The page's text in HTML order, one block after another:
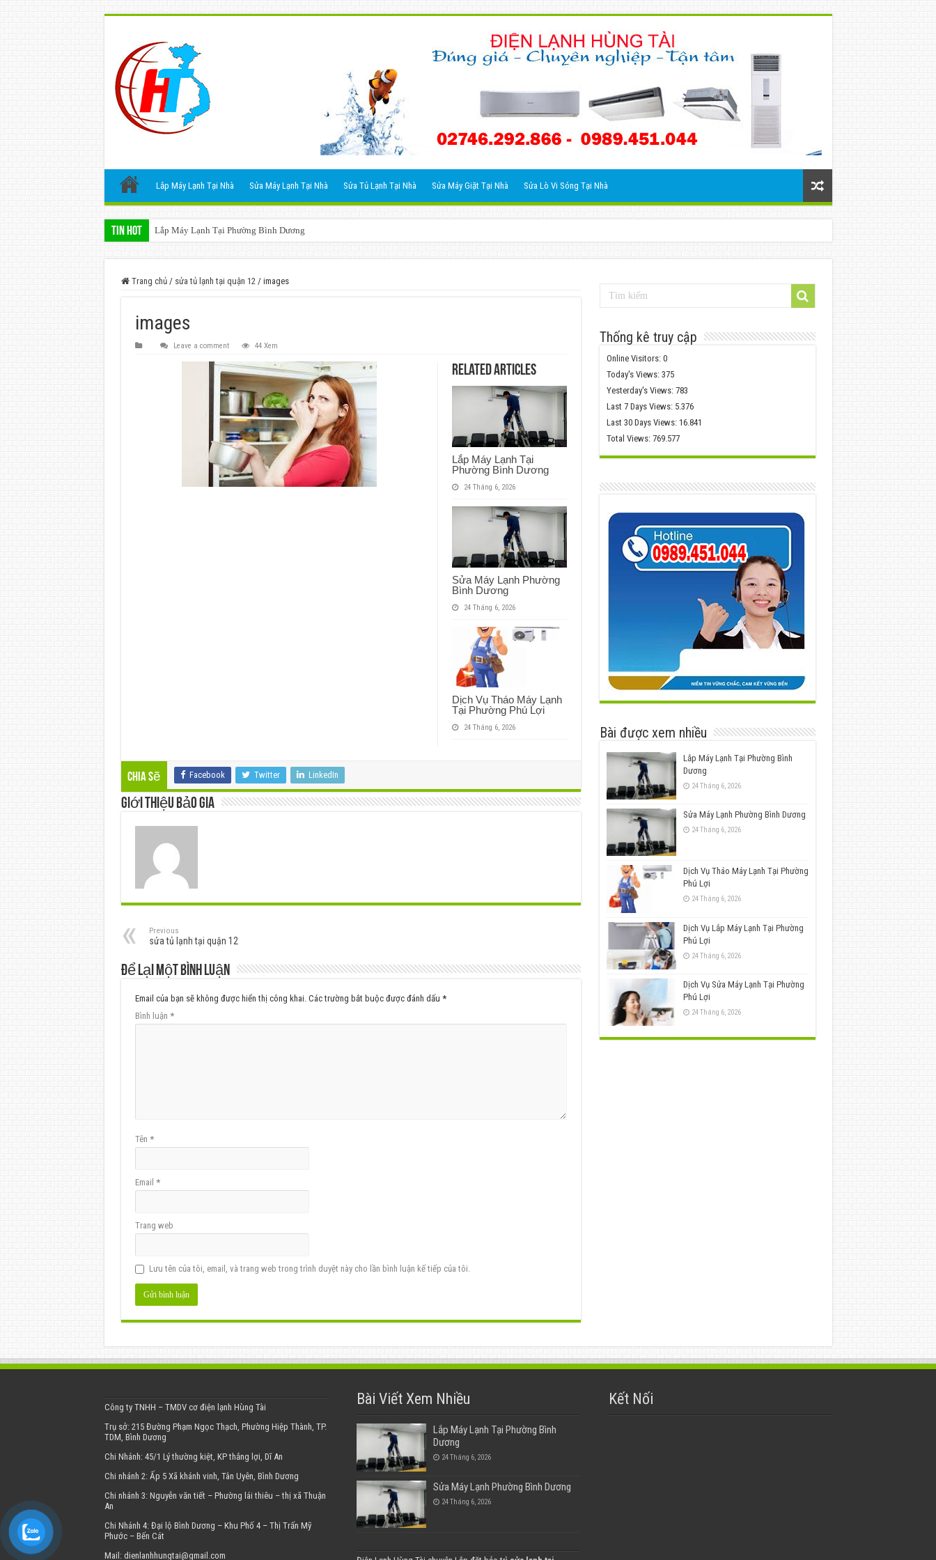
Lắp Máy Lạnh Tại Nhà Sửa Máy Lạnh Tại Nhà Sửa Tủ Lạnh Tại Nhà Sửa Máy Giặt Tại Nhà Sửa Lò Vi Sóng Tại Nhà
Tin Hot Lắp Máy Lạnh Tại Phường Bình Dương
Trang chủ / sửa tủ lạnh tại quận 12 / images
images
Leave a comment 44 Xem
Related Articles
Lắp Máy Lạnh Tại
Phường Bình Dương
24 Tháng 6, 2026
Sửa Máy Lạnh Phường
Bình Dương
24 Tháng 6, 2026
Dịch Vụ Tháo Máy Lạnh
Tại Phường Phú Lợi
24 Tháng 6, 2026
Chia sẽ Facebook Twitter LinkedIn
Giới thiệu Bảo Gia
Previous
sửa tủ lạnh tại quận 12
Để lại một bình luận
Email của bạn sẽ không được hiển thị công khai. Các trường bắt buộc được đánh dấu *
Bình luận *
Tên *
Email *
Trang web
Lưu tên của tôi, email, và trang web trong trình duyệt này cho lần bình luận kế tiếp của tôi.
Thống kê truy cập
Online Visitors: 0
Today's Views: 375
Yesterday's Views: 783
Last 7 Days Views: 5.376
Last 30 Days Views: 16.841
Total Views: 769.577
Bài được xem nhiều
Lắp Máy Lạnh Tại Phường Bình
Dương
24 Tháng 6, 2026
Sửa Máy Lạnh Phường Bình Dương
24 Tháng 6, 2026
Dịch Vụ Tháo Máy Lạnh Tại Phường
Phú Lợi
24 Tháng 6, 2026
Dịch Vụ Lắp Máy Lạnh Tại Phường
Phú Lợi
24 Tháng 6, 2026
Dịch Vụ Sửa Máy Lạnh Tại Phường
Phú Lợi
24 Tháng 6, 2026
Công ty TNHH – TMDV cơ điện lạnh Hùng Tài
Trụ sở: 215 Đường Phạm Ngọc Thạch, Phường Hiệp Thành, TP.
TDM, Bình Dương
Chi Nhánh: 45/1 Lý thường kiệt, KP thắng lợi, Dĩ An
Chi nhánh 2: Ấp 5 Xã khánh vinh, Tân Uyên, Bình Dương
Chi nhánh 3: Nguyễn văn tiết – Phường lái thiêu – thị xã Thuận
An
Chi Nhánh 4: Đại lộ Bình Dương – Khu Phố 4 – Thị Trấn Mỹ
Phước – Bến Cát
Mail: dienlanhhungtai@gmail.com
Bài Viết Xem Nhiều
Lắp Máy Lạnh Tại Phường Bình
Dương
24 Tháng 6, 2026
Sửa Máy Lạnh Phường Bình Dương
24 Tháng 6, 2026
Kết Nối